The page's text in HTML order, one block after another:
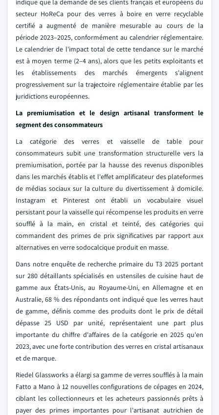
indique que la demande de ses clients français et européens du
secteur HoReCa pour des verres à boire en verre recyclable
certifié a augmenté de manière mesurable au cours de la
période 2023–2025, conformément au calendrier réglementaire.
Le calendrier de l'impact total de cette tendance sur le marché
est à moyen terme (2–4 ans), alors que les petits exploitants et
les établissements des marchés émergents s'alignent
progressivement sur la trajectoire réglementaire établie par les
juridictions européennes.
La premiumisation et le design artisanal transforment le
segment des consommateurs
La catégorie des verres et vaisselle de table pour
consommateurs subit une transformation structurelle vers la
premiumisation, portée par la hausse des revenus disponibles
dans les marchés établis et l'effet amplificateur des plateformes
de médias sociaux sur la culture du divertissement à domicile.
Instagram et Pinterest ont établi un vocabulaire visuel
persistant pour la vaisselle qui récompense les produits en verre
soufflé à la main, en cristal et teinté, des catégories qui
commandent des primes de prix significatives par rapport aux
alternatives en verre sodocalcique produit en masse.
Dans notre enquête de recherche primaire du T3 2025 portant
sur 280 détaillants spécialisés en ustensiles de cuisine haut de
gamme aux États-Unis, au Royaume-Uni, en Allemagne et en
Australie, 68 % des répondants ont indiqué que les verres haut
de gamme, définis comme des produits dont le prix de détail
dépasse 25 USD par unité, représentaient une part plus
importante du chiffre d'affaires de la catégorie en 2025 qu'en
2023, avec une forte contribution des verres en cristal artisanaux
et de marque.
Riedel Glassworks a élargi sa gamme de verres soufflés à la main
Fatto a Mano à 12 nouvelles configurations de cépages en 2024,
ciblant les collectionneurs et les acheteurs passionnés prêts à
payer des primes importantes pour l'artisanat autrichien de